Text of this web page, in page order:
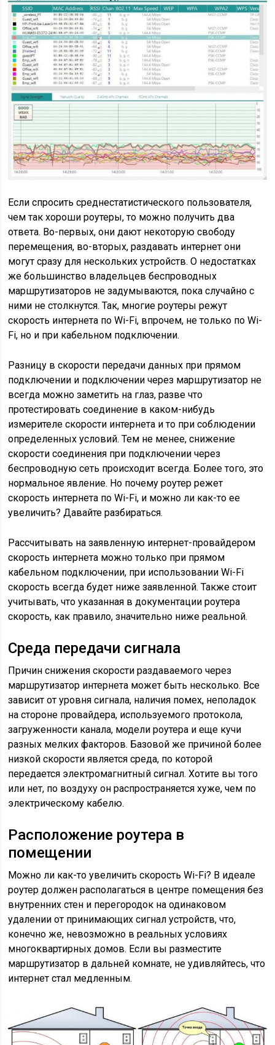
Если спросить среднестатистического пользователя,
чем так хороши роутеры, то можно получить два
ответа. Во-первых, они дают некоторую свободу
перемещения, во-вторых, раздавать интернет они
могут сразу для нескольких устройств. О недостатках
же большинство владельцев беспроводных
маршрутизаторов не задумываются, пока случайно с
ними не столкнутся. Так, многие роутеры режут
скорость интернета по Wi-Fi, впрочем, не только по Wi-
Fi, но и при кабельном подключении.
Разницу в скорости передачи данных при прямом
подключении и подключении через маршрутизатор не
всегда можно заметить на глаз, разве что
протестировать соединение в каком-нибудь
измерителе скорости интернета и то при соблюдении
определенных условий. Тем не менее, снижение
скорости соединения при подключении через
беспроводную сеть происходит всегда. Более того, это
нормальное явление. Но почему роутер режет
скорость интернета по Wi-Fi, и можно ли как-то ее
увеличить? Давайте разбираться.
Рассчитывать на заявленную интернет-провайдером
скорость интернета можно только при прямом
кабельном подключении, при использовании Wi-Fi
скорость всегда будет ниже заявленной. Также стоит
учитывать, что указанная в документации роутера
скорость, как правило, значительно ниже реальной.
Среда передачи сигнала
Причин снижения скорости раздаваемого через
маршрутизатор интернета может быть несколько. Все
зависит от уровня сигнала, наличия помех, неполадок
на стороне провайдера, используемого протокола,
загруженности канала, модели роутера и еще кучи
разных мелких факторов. Базовой же причиной более
низкой скорости является среда, по которой
передается электромагнитный сигнал. Хотите вы того
или нет, по воздуху он распространяется хуже, чем по
электрическому кабелю.
Расположение роутера в
помещении
Можно ли как-то увеличить скорость Wi-Fi? В идеале
роутер должен располагаться в центре помещения без
внутренних стен и перегородок на одинаковом
удалении от принимающих сигнал устройств, что,
конечно же, невозможно в реальных условиях
многоквартирных домов. Если вы разместите
маршрутизатор в дальней комнате, не удивляйтесь, что
интернет стал медленным.